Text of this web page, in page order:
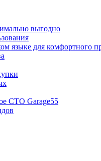
выгодно
языке для комфортного
СТО Garage55